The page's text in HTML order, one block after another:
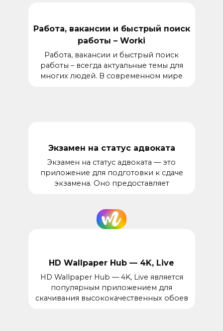
Работа, вакансии и быстрый поиск
работы – Worki
Работа, вакансии и быстрый поиск
работы – всегда актуальные темы для
многих людей. В современном мире
Экзамен на статус адвоката
Экзамен на статус адвоката — это
приложение для подготовки к сдаче
экзамена. Оно предоставляет
HD Wallpaper Hub — 4K, Live
HD Wallpaper Hub — 4K, Live является
популярным приложением для
скачивания высококачественных обоев